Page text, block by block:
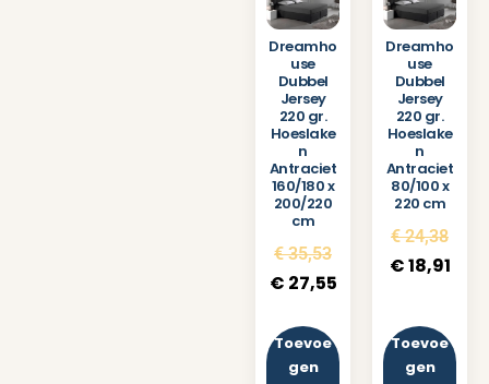
Dreamho
use
Dubbel
Jersey
220 gr.
Hoeslake
n
Antraciet
160/180 x
200/220
cm
€35,53
€ 27,55
Toevoe
gen
Dreamho
use
Dubbel
Jersey
220 gr.
Hoeslake
n
Antraciet
80/100 x
220 cm
€24,38
€18,91
Toevoe
gen